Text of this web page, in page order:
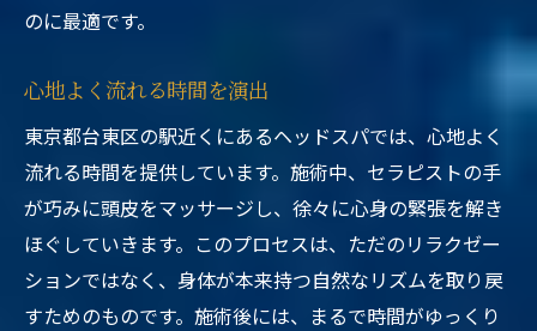
のに最適です。
心地よく流れる時間を演出
東京都台東区の駅近くにあるヘッドスパでは、心地よく
流れる時間を提供しています。施術中、セラピストの手
が巧みに頭皮をマッサージし、徐々に心身の緊張を解き
ほぐしていきます。このプロセスは、ただのリラクゼー
ションではなく、身体が本来持つ自然なリズムを取り戻
すためのものです。施術後には、まるで時間がゆっくり